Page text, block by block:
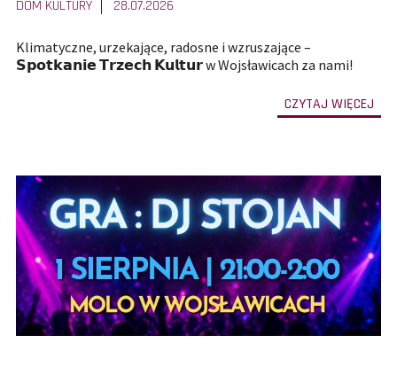
DOM KULTURY
28.07.2026
Klimatyczne, urzekające, radosne i wzruszające –
𝗦𝗽𝗼𝘁𝗸𝗮𝗻𝗶𝗲 𝗧𝗿𝘇𝗲𝗰𝗵 𝗞𝘂𝗹𝘁𝘂𝗿 w Wojsławicach za nami!
CZYTAJ WIĘCEJ
do